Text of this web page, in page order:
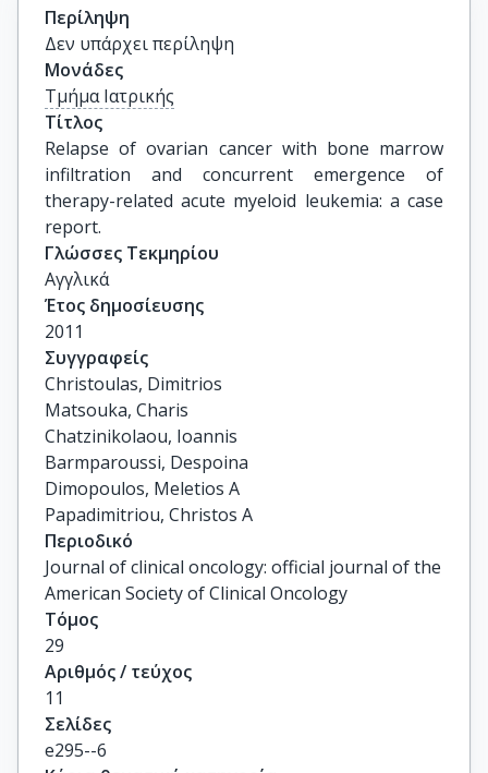
Περίληψη
Δεν υπάρχει περίληψη
Μονάδες
Τμήμα Ιατρικής
Τίτλος
Relapse of ovarian cancer with bone marrow
infiltration and concurrent emergence of
therapy-related acute myeloid leukemia: a case
report.
Γλώσσες Τεκμηρίου
Αγγλικά
Έτος δημοσίευσης
2011
Συγγραφείς
Christoulas, Dimitrios
Matsouka, Charis
Chatzinikolaou, Ioannis
Barmparoussi, Despoina
Dimopoulos, Meletios A
Papadimitriou, Christos A
Περιοδικό
Journal of clinical oncology: official journal of the
American Society of Clinical Oncology
Τόμος
29
Αριθμός / τεύχος
11
Σελίδες
e295--6